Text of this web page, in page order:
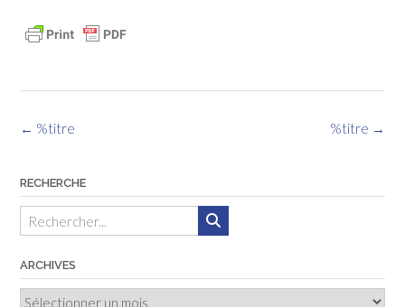
Navigation
%titre →
← %titre
RECHERCHE
ARCHIVES
Archives